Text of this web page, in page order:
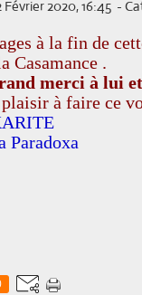
Février 2020, 16:45 -
à la fin de
Casamance .
merci à lui
plaisir à faire ce
Paradoxa